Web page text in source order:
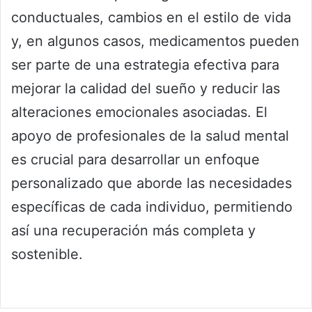
conductuales, cambios en el estilo de vida
y, en algunos casos, medicamentos pueden
ser parte de una estrategia efectiva para
mejorar la calidad del sueño y reducir las
alteraciones emocionales asociadas. El
apoyo de profesionales de la salud mental
es crucial para desarrollar un enfoque
personalizado que aborde las necesidades
específicas de cada individuo, permitiendo
así una recuperación más completa y
sostenible.